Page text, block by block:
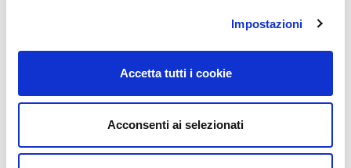
Impostazioni
Accetta tutti i cookie
Acconsenti ai selezionati
Autodromo Internazionale del Mugello: